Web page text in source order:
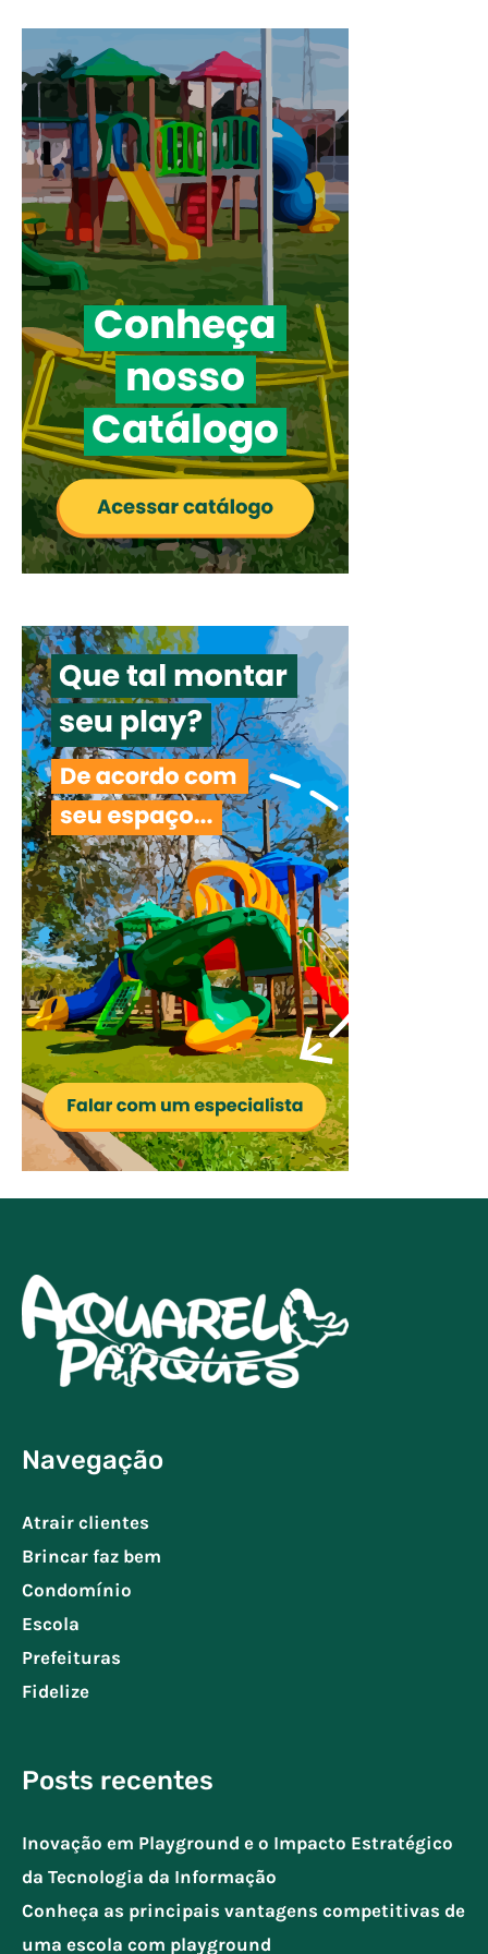
Navegação
Atrair clientes
Brincar faz bem
Condomínio
Escola
Prefeituras
Fidelize
Posts recentes
Inovação em Playground e o Impacto Estratégico
da Tecnologia da Informação
Conheça as principais vantagens competitivas de
uma escola com playground